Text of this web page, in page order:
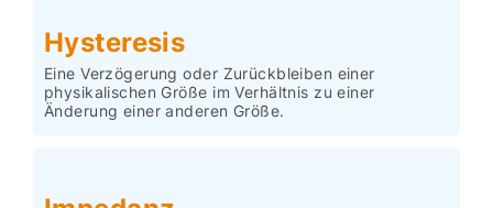
Hysteresis
Eine Verzögerung oder Zurückbleiben einer
physikalischen Größe im Verhältnis zu einer
Änderung einer anderen Größe.